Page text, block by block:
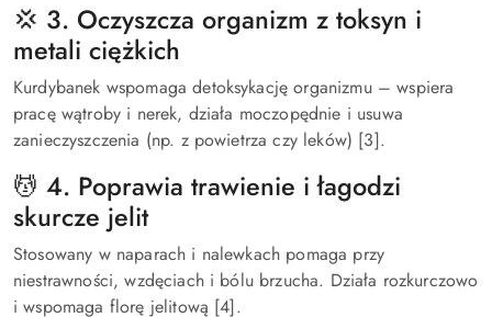
💢 3. Oczyszcza organizm z toksyn i
metali ciężkich
Kurdybanek wspomaga detoksykację organizmu – wspiera
pracę wątroby i nerek, działa moczopędnie i usuwa
zanieczyszczenia (np. z powietrza czy leków) [3].
💆 4. Poprawia trawienie i łagodzi
skurcze jelit
Stosowany w naparach i nalewkach pomaga przy
niestrawności, wzdęciach i bólu brzucha. Działa rozkurczowo
i wspomaga florę jelitową [4].